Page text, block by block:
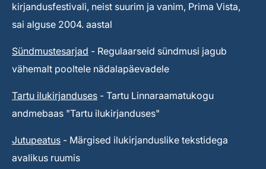
kirjandusfestivali, neist suurim ja vanim, Prima Vista,
sai alguse 2004. aastal
Sündmustesarjad - Regulaarseid sündmusi jagub
vähemalt pooltele nädalapäevadele
Tartu ilukirjanduses - Tartu Linnaraamatukogu
andmebaas "Tartu ilukirjanduses"
Jutupeatus - Märgised ilukirjanduslike tekstidega
avalikus ruumis